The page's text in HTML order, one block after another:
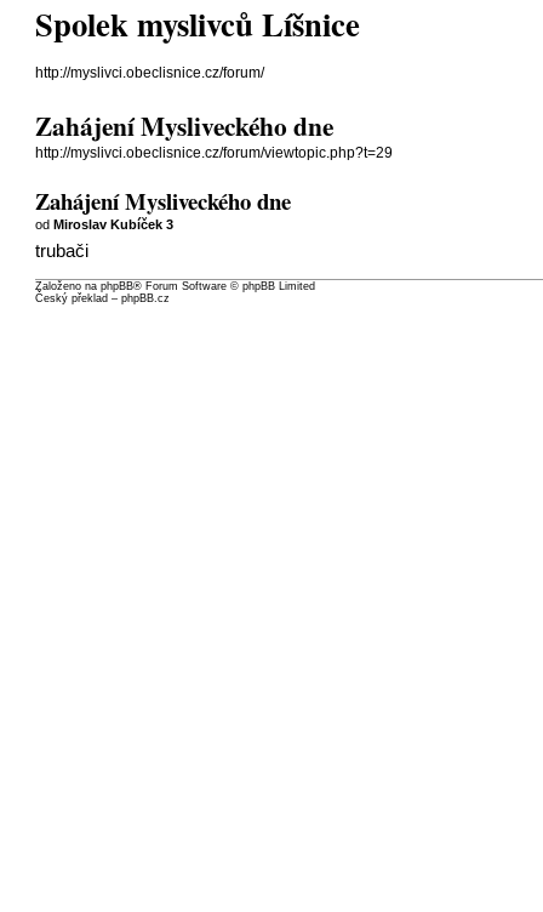
Spolek myslivců Líšnice
http://myslivci.obeclisnice.cz/forum/
Zahájení Mysliveckého dne
http://myslivci.obeclisnice.cz/forum/viewtopic.php?t=29
Zahájení Mysliveckého dne
odMiroslav Kubíček 3
trubači
Založeno naphpBB® Forum Software © phpBB Limited
Český překlad –phpBB.cz